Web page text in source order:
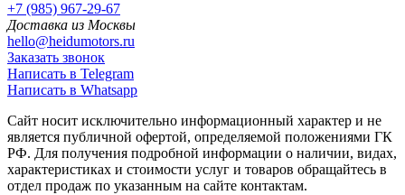
+7 (985) 967-29-67
Доставка из Москвы
hello@heidumotors.ru
Заказать звонок
Написать в Telegram
Написать в Whatsapp
Сайт носит исключительно информационный характер и не
является публичной офертой, определяемой положениями ГК
РФ. Для получения подробной информации о наличии, видах,
характеристиках и стоимости услуг и товаров обращайтесь в
отдел продаж по указанным на сайте контактам.